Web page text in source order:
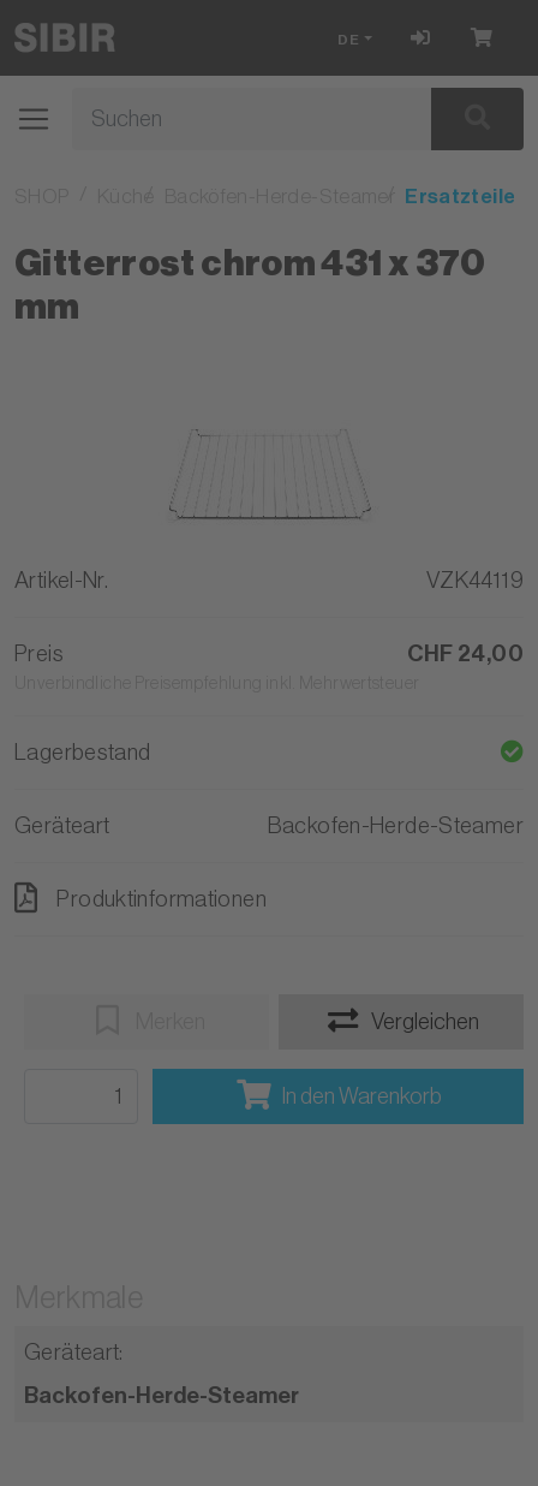
DE
Ersatzteile
Gitterrost chrom 431 x 370
mm
Artikel-Nr. VZK44119
Preis CHF 24,00
Lagerbestand
Geräteart Backofen-Herde-Steamer
Produktinformationen
Vergleichen
In den Warenkorb
Geräteart:
Backofen-Herde-Steamer